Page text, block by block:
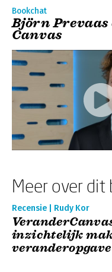
Bookchat
Björn
Canvas
Meer over dit
Recensie | Rudy Kor
inzichtelijk